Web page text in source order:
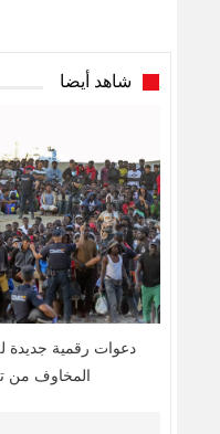
شاهد أيضا
دعوات رقمية جديدة
المخاوف من